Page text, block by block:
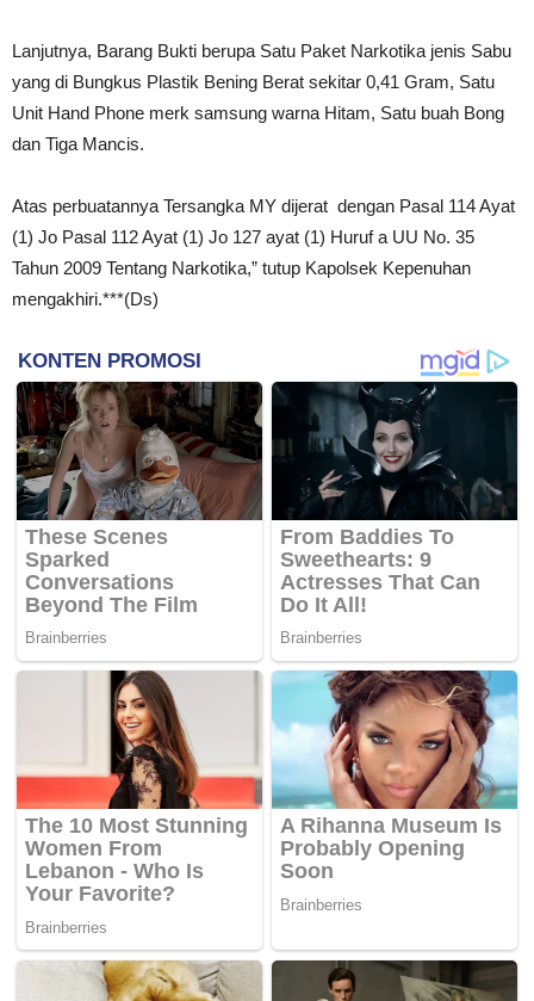
Lanjutnya, Barang Bukti berupa Satu Paket Narkotika jenis Sabu
yang di Bungkus Plastik Bening Berat sekitar 0,41 Gram, Satu
Unit Hand Phone merk samsung warna Hitam, Satu buah Bong
dan Tiga Mancis.
Atas perbuatannya Tersangka MY dijerat dengan Pasal 114 Ayat
(1) Jo Pasal 112 Ayat (1) Jo 127 ayat (1) Huruf a UU No. 35
Tahun 2009 Tentang Narkotika,” tutup Kapolsek Kepenuhan
mengakhiri.***(Ds)